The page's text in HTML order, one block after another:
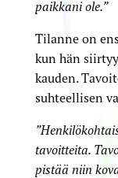
paikkani ole.”
Tilanne on
kun hän siirtyy
kauden.
suhteellisen
tavoitteita.
pistää niin